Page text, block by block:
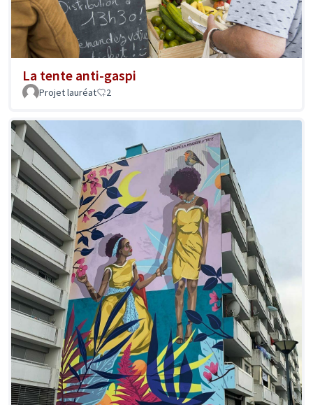
La tente anti-gaspi
Projet lauréat 2